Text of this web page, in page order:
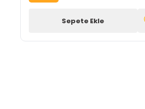
Sepete Ekle